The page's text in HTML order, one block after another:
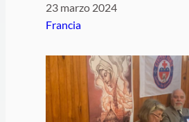
Fecha
23 marzo 2024
Respecto a
Francia